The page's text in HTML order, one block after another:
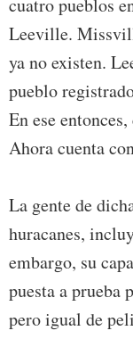
cuatro pueblos
Leeville.
ya no existen.
pueblo
En ese
Ahora cuenta
La gente de
huracanes,
embargo, su
puesta a prueba
pero igual de